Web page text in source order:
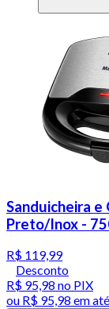
Sanduicheira
Preto/Inox -
R$ 119,99
Desconto
R$ 95,98 no PIX
ou R$ 95,98 em até